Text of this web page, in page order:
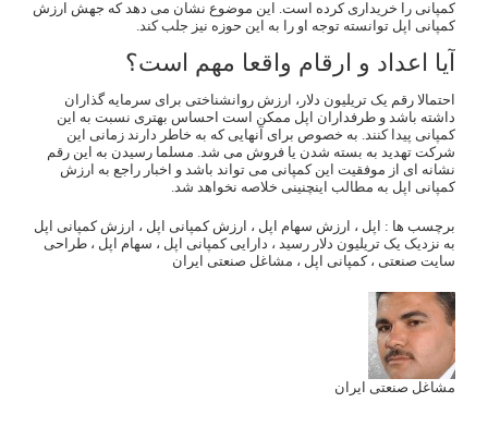
کمپانی را خریداری کرده است. این موضوع نشان می دهد که جهش ارزش
کمپانی اپل توانسته توجه او را به این حوزه نیز جلب کند.
آیا اعداد و ارقام واقعا مهم است؟
احتمالا رقم یک تریلیون دلار، ارزش روانشناختی برای سرمایه گذاران
داشته باشد و طرفداران اپل ممکن است احساس بهتری نسبت به این
کمپانی پیدا کنند. به خصوص برای آنهایی که به خاطر دارند زمانی این
شرکت تهدید به بسته شدن یا فروش می شد. مسلما رسیدن به این رقم
نشانه ای از موفقیت این کمپانی می تواند باشد و اخبار راجع به ارزش
کمپانی اپل به مطالب اینچنینی خلاصه نخواهد شد.
برچسب ها : اپل ، ارزش سهام اپل ، ارزش کمپانی اپل ، ارزش کمپانی اپل
به نزدیک یک تریلیون دلار رسید ، دارایی کمپانی اپل ، سهام اپل ، طراحی
سایت صنعتی ،کمپانی اپل ، مشاغل صنعتی ایران
مشاغل صنعتی ایران